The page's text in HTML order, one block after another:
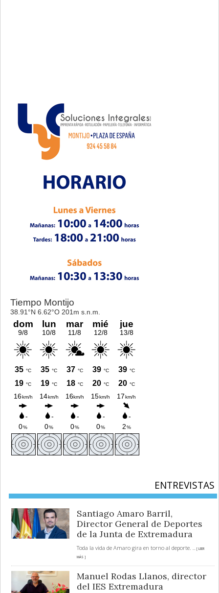
ENTREVISTAS
Santiago Amaro Barril,
Director General de Deportes
de la Junta de Extremadura
Toda la vida de Amaro gira en torno al deporte. ... [ LEER
MÁS ]
Manuel Rodas Llanos, director
del IES Extremadura